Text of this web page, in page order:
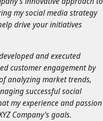
my social media strategy
drive your initiatives
and executed
customer engagement by
analyzing market trends,
successful social
my experience and passion
Company's goals.